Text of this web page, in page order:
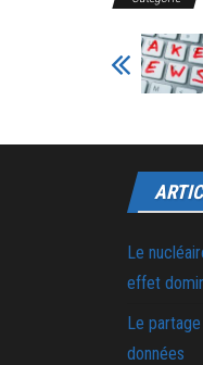
Le
effet
Le
données